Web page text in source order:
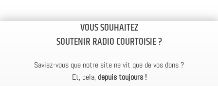
VOUS SOUHAITEZ
SOUTENIR RADIO COURTOISIE ?
Saviez-vous que notre site ne vit que de vos dons ?
Et, cela, depuis toujours !